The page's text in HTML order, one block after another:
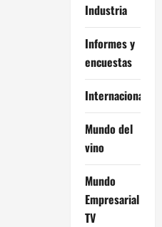
Industria
Informes y
encuestas
Internacional
Mundo del
vino
Mundo
Empresarial
TV